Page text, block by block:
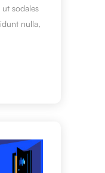
sodales
nulla,